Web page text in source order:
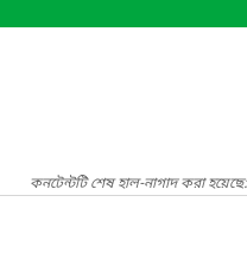
কনটেন্টটি শেষ হাল-নাগাদ করা